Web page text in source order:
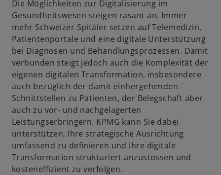
e
n
R
e
g
i
s
t
e
r
k
a
r
t
e
Die Möglichkeiten zur Digitalisierung im
Gesundheitswesen steigen rasant an. Immer
mehr Schweizer Spitäler setzen auf Telemedizin,
Patientenportale und eine digitale Unterstützung
bei Diagnosen und Behandlungsprozessen. Damit
verbunden steigt jedoch auch die Komplexität der
eigenen digitalen Transformation, insbesondere
auch bezüglich der damit einhergehenden
Schnittstellen zu Patienten, der Belegschaft aber
auch zu vor- und nachgelagerten
Leistungserbringern. KPMG kann Sie dabei
unterstützen, Ihre strategische Ausrichtung
umfassend zu definieren und Ihre digitale
Transformation strukturiert anzustossen und
kosteneffizient zu verfolgen.